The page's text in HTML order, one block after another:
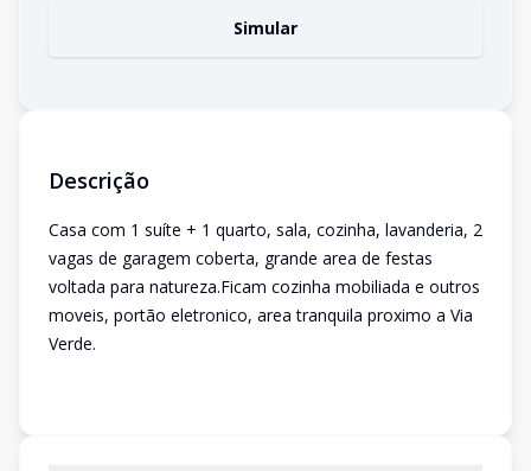
Simular
Descrição
Casa com 1 suíte + 1 quarto, sala, cozinha, lavanderia, 2
vagas de garagem coberta, grande area de festas
voltada para natureza.Ficam cozinha mobiliada e outros
moveis, portão eletronico, area tranquila proximo a Via
Verde.